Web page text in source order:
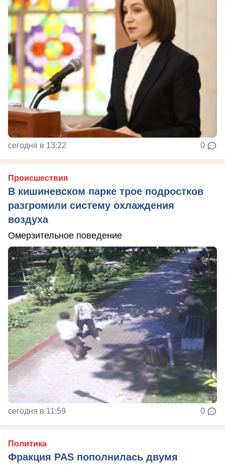
сегодня в 13:22 0
Происшествия
В кишиневском парке трое подростков
разгромили систему охлаждения
воздуха
Омерзительное поведение
сегодня в 11:59 0
Политика
Фракция PAS пополнилась двумя